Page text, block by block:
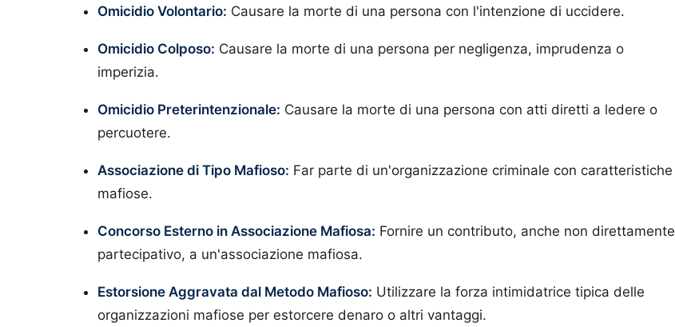
Omicidio Volontario: Causare la morte di una persona con l'intenzione di uccidere.
Omicidio Colposo: Causare la morte di una persona per negligenza, imprudenza o
imperizia.
Omicidio Preterintenzionale: Causare la morte di una persona con atti diretti a ledere o
percuotere.
Associazione di Tipo Mafioso: Far parte di un'organizzazione criminale con caratteristiche
mafiose.
Concorso Esterno in Associazione Mafiosa: Fornire un contributo, anche non direttamente
partecipativo, a un'associazione mafiosa.
Estorsione Aggravata dal Metodo Mafioso: Utilizzare la forza intimidatrice tipica delle
organizzazioni mafiose per estorcere denaro o altri vantaggi.